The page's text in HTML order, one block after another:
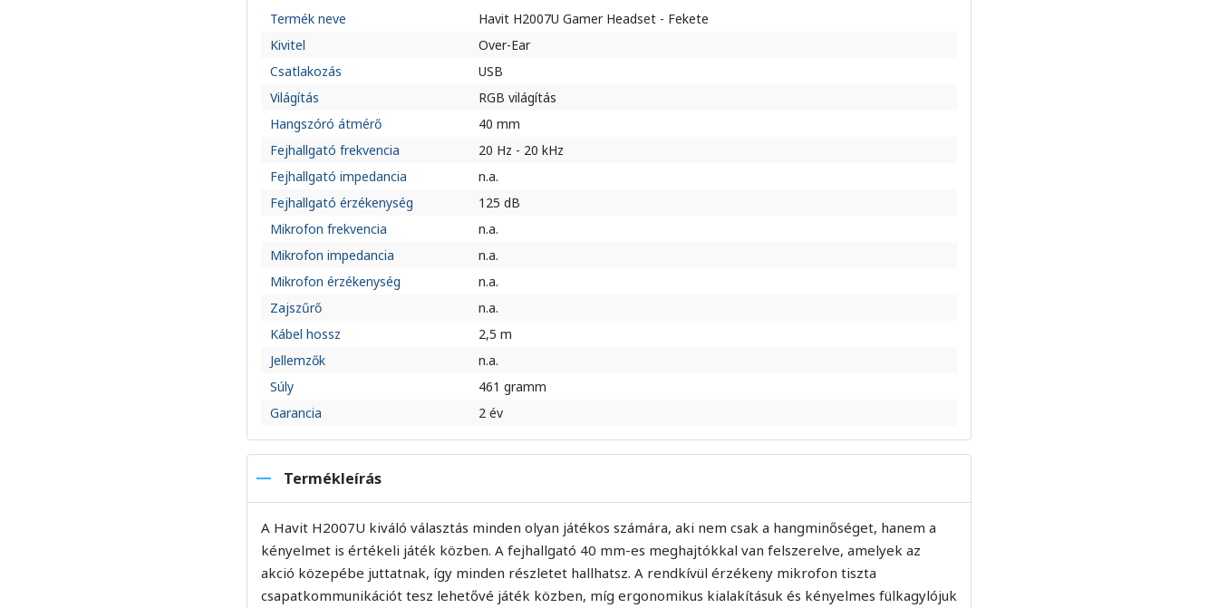
Termék neve
Havit H2007U Gamer Headset - Fekete
Kivitel
Over-Ear
Csatlakozás
USB
Világítás
RGB világítás
Hangszóró átmérő
40 mm
Fejhallgató frekvencia
20 Hz - 20 kHz
Fejhallgató impedancia
n.a.
Fejhallgató érzékenység
125 dB
Mikrofon frekvencia
n.a.
Mikrofon impedancia
n.a.
Mikrofon érzékenység
n.a.
Zajszűrő
n.a.
Kábel hossz
2,5 m
Jellemzők
n.a.
Súly
461 gramm
Garancia
2 év
Termékleírás
A Havit H2007U kiváló választás minden olyan játékos számára, aki nem csak a hangminőséget, hanem a
kényelmet is értékeli játék közben. A fejhallgató 40 mm-es meghajtókkal van felszerelve, amelyek az
akció közepébe juttatnak, így minden részletet hallhatsz. A rendkívül érzékeny mikrofon tiszta
csapatkommunikációt tesz lehetővé játék közben, míg ergonomikus kialakításuk és kényelmes fülkagylójuk